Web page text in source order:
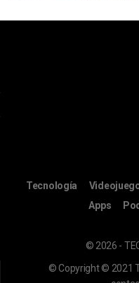
Tecnología
Apps
© 2026 -
© Copyright © 2021